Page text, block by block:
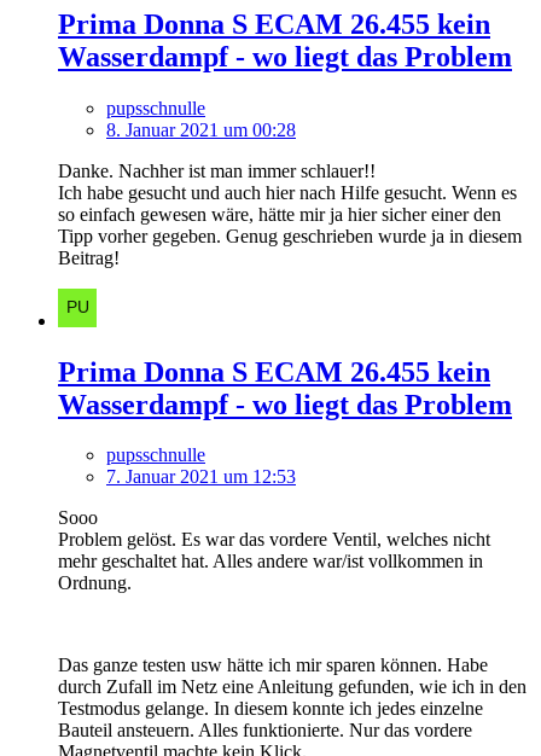
Prima Donna S ECAM 26.455 kein
Wasserdampf - wo liegt das Problem
pupsschnulle
8. Januar 2021 um 00:28
Danke. Nachher ist man immer schlauer!!
Ich habe gesucht und auch hier nach Hilfe gesucht. Wenn es
so einfach gewesen wäre, hätte mir ja hier sicher einer den
Tipp vorher gegeben. Genug geschrieben wurde ja in diesem
Beitrag!
Prima Donna S ECAM 26.455 kein
Wasserdampf - wo liegt das Problem
pupsschnulle
7. Januar 2021 um 12:53
Sooo
Problem gelöst. Es war das vordere Ventil, welches nicht
mehr geschaltet hat. Alles andere war/ist vollkommen in
Ordnung.
Das ganze testen usw hätte ich mir sparen können. Habe
durch Zufall im Netz eine Anleitung gefunden, wie ich in den
Testmodus gelange. In diesem konnte ich jedes einzelne
Bauteil ansteuern. Alles funktionierte. Nur das vordere